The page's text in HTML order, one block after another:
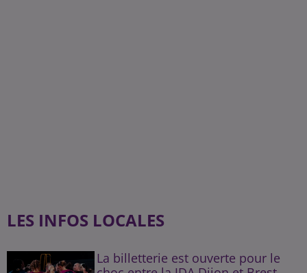
LES INFOS LOCALES
La billetterie est ouverte pour le